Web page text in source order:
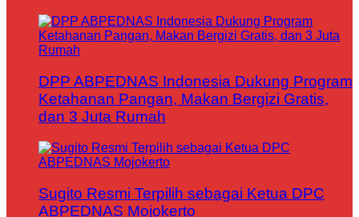
DPP ABPEDNAS Indonesia Dukung Program
Ketahanan Pangan, Makan Bergizi Gratis,
dan 3 Juta Rumah
Sugito Resmi Terpilih sebagai Ketua DPC
ABPEDNAS Mojokerto